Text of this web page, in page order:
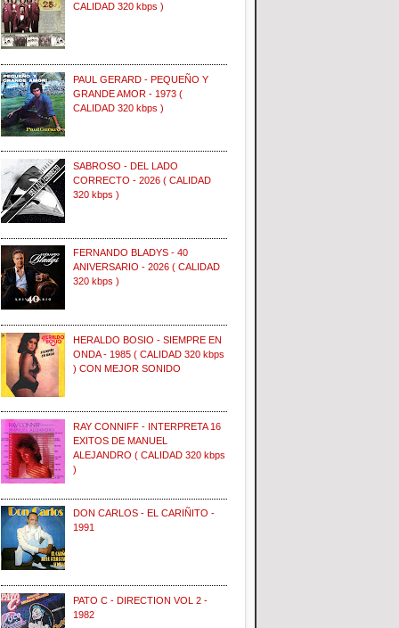
CALIDAD 320 kbps )
PAUL GERARD - PEQUEÑO Y
GRANDE AMOR - 1973 (
CALIDAD 320 kbps )
SABROSO - DEL LADO
CORRECTO - 2026 ( CALIDAD
320 kbps )
FERNANDO BLADYS - 40
ANIVERSARIO - 2026 ( CALIDAD
320 kbps )
HERALDO BOSIO - SIEMPRE EN
ONDA - 1985 ( CALIDAD 320 kbps
) CON MEJOR SONIDO
RAY CONNIFF - INTERPRETA 16
EXITOS DE MANUEL
ALEJANDRO ( CALIDAD 320 kbps
)
DON CARLOS - EL CARIÑITO -
1991
PATO C - DIRECTION VOL 2 -
1982